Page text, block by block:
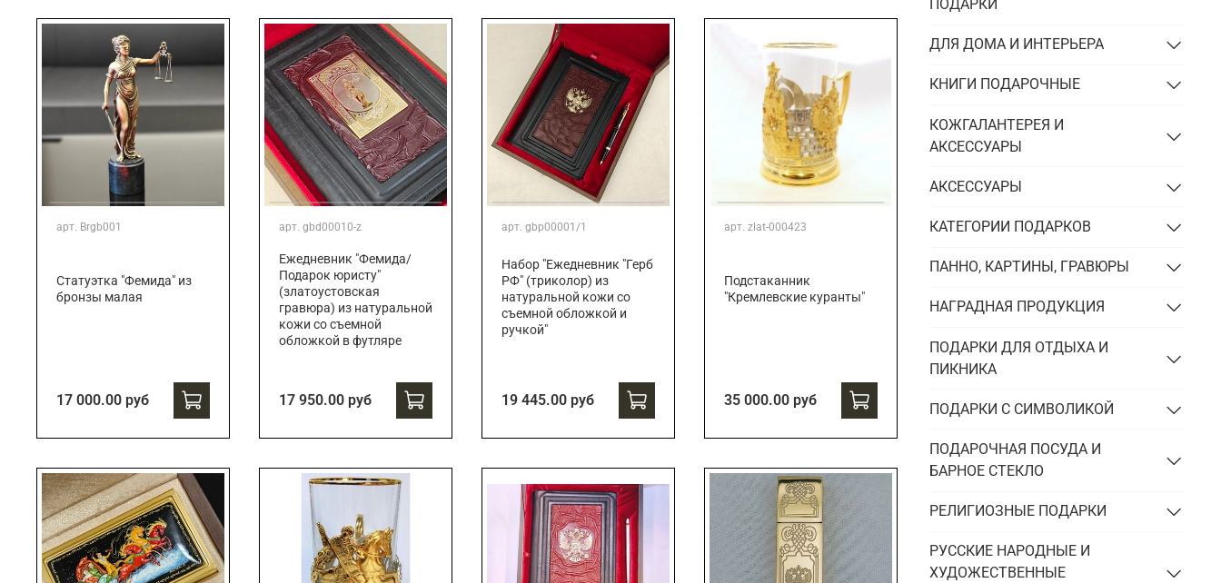
Подарки брокеру
Подарки директору/руководителю
Подарки строителю
Подарки учителю
Подарки энергетику
арт. Brgb001
Статуэтка "Фемида" из
бронзы малая
17 000.00 руб
арт. gbd00010-z
Ежедневник "Фемида/
Подарок юристу"
(златоустовская
гравюра) из натуральной
кожи со съемной
обложкой в футляре
17 950.00 руб
арт. gbp00001/1
Набор "Ежедневник "Герб
РФ" (триколор) из
натуральной кожи со
съемной обложкой и
ручкой"
19 445.00 руб
арт. zlat-000423
Подстаканник
"Кремлевские куранты"
35 000.00 руб
ПОДАРКИ
ДЛЯ ДОМА И ИНТЕРЬЕРА
КНИГИ ПОДАРОЧНЫЕ
КОЖГАЛАНТЕРЕЯ И
АКСЕССУАРЫ
АКСЕССУАРЫ
КАТЕГОРИИ ПОДАРКОВ
ПАННО, КАРТИНЫ, ГРАВЮРЫ
НАГРАДНАЯ ПРОДУКЦИЯ
ПОДАРКИ ДЛЯ ОТДЫХА И
ПИКНИКА
ПОДАРКИ С СИМВОЛИКОЙ
ПОДАРОЧНАЯ ПОСУДА И
БАРНОЕ СТЕКЛО
РЕЛИГИОЗНЫЕ ПОДАРКИ
РУССКИЕ НАРОДНЫЕ И
ХУДОЖЕСТВЕННЫЕ